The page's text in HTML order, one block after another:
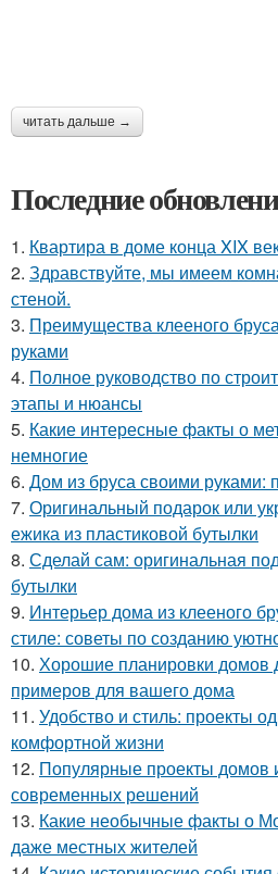
читать дальше →
Последние
1. Квартира в доме конца XIX
2. Здравствуйте, мы имеем
стеной.
3. Преимущества клееного
руками
4. Полное руководство по
этапы и нюансы
5. Какие интересные факты о
немногие
6. Дом из бруса своими руками:
7. Оригинальный подарок или
ежика из пластиковой бутылки
8. Сделай сам: оригинальная
бутылки
9. Интерьер дома из клееного
стиле: советы по созданию
10. Хорошие планировки домов
примеров для вашего дома
11. Удобство и стиль: проекты
комфортной жизни
12. Популярные проекты домов
современных решений
13. Какие необычные факты о
даже местных жителей